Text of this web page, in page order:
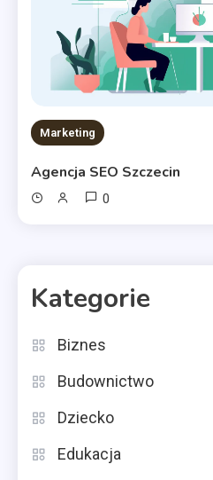
Marketing
Agencja SEO Szczecin
0
Kategorie
Biznes
Budownictwo
Dziecko
Edukacja